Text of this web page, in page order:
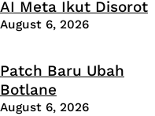
AI Meta Ikut Disorot
August 6, 2026
Patch Baru Ubah
Botlane
August 6, 2026